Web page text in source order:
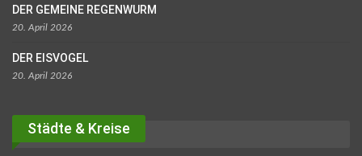
DER GEMEINE REGENWURM
20. April 2026
DER EISVOGEL
20. April 2026
Städte & Kreise